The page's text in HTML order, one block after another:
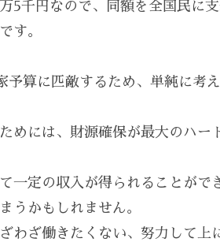
5千円なので、同額を全国民に
す。
予算に匹敵するため、単純に考
めには、財源確保が最大のハー
一定の収入が得られることがで
うかもしれません。
わざ働きたくない、努力して上